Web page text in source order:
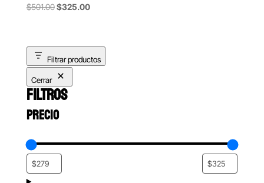
$501.00Original
$501.00.
$325.00Current
$325.00.
Filtrar productos
Cerrar
FILTROS
PRECIO